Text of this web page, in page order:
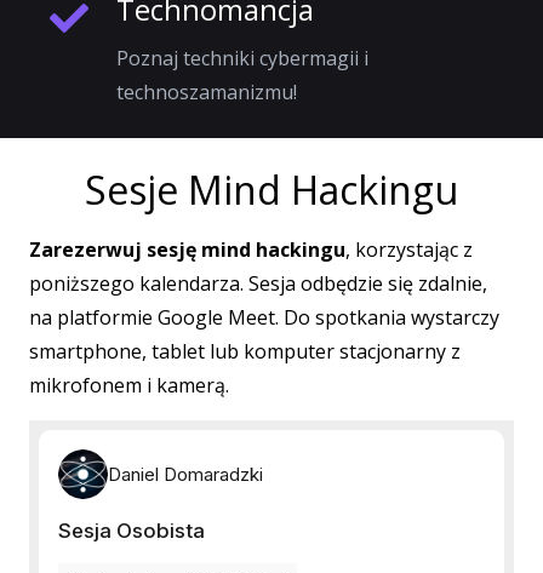
Technomancja
Poznaj techniki cybermagii i
technoszamanizmu!
Sesje Mind Hackingu
Zarezerwuj sesję mind hackingu, korzystając z
poniższego kalendarza. Sesja odbędzie się zdalnie,
na platformie Google Meet. Do spotkania wystarczy
smartphone, tablet lub komputer stacjonarny z
mikrofonem i kamerą.